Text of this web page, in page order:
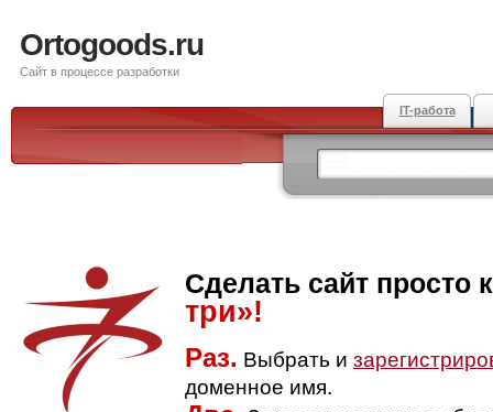
Ortogoods.ru
Сайт в процессе разработки
IT-работа
Сделать сайт просто
три»!
Раз. Выбрать и
доменное имя.